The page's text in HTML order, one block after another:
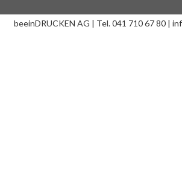
beeinDRUCKEN AG | Tel. 041 710 67 80 |